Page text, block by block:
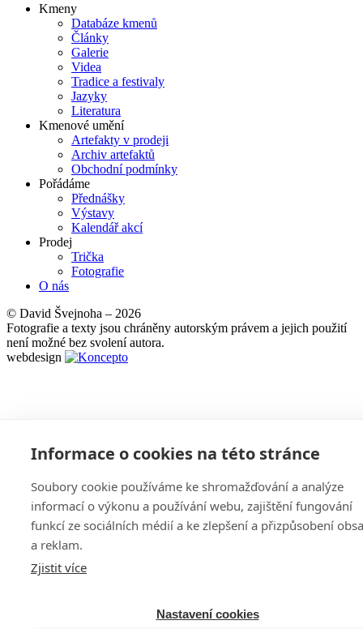
Kmeny
Databáze kmenů
Články
Galerie
Videa
Tradice a festivaly
Jazyky
Literatura
Kmenové umění
Artefakty v prodeji
Archiv artefaktů
Obchodní podmínky
Pořádáme
Přednášky
Výstavy
Kalendář akcí
Prodej
Trička
Fotografie
O nás
© David Švejnoha – 2026
Fotografie a texty jsou chráněny autorským právem a jejich použití
není možné bez svolení autora.
webdesign
Informace o cookies na této stránce
Soubory cookie používáme ke shromažďování a analýze
informací o výkonu a používání webu, zajištění fungování
funkcí ze sociálních médií a ke zlepšení a přizpůsobení
a reklam.
Zjistit více
Nastavení cookies